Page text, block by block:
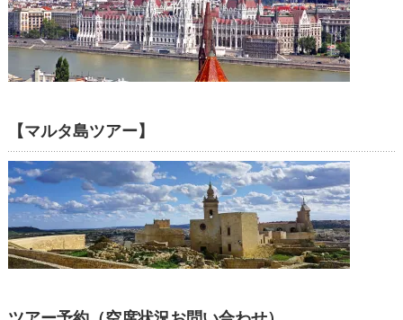
【マルタ島ツアー】